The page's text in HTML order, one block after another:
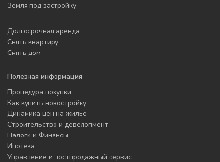
Земля под застройку
Долгосрочная аренда
Снять квартиру
Снять дом
Полезная информация
Процедура покупки
Как купить новостройку
Динамика цен на жилье
Строительство и девелопмент
Налоги и Финансы
Ипотека
Управление и постпродажный сервис